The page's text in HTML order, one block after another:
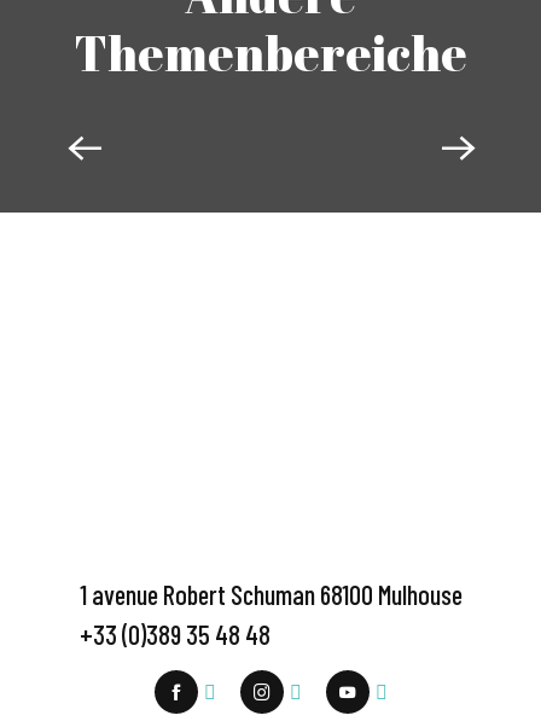
Themenbereiche
1 avenue Robert Schuman 68100 Mulhouse
+33 (0)389 35 48 48